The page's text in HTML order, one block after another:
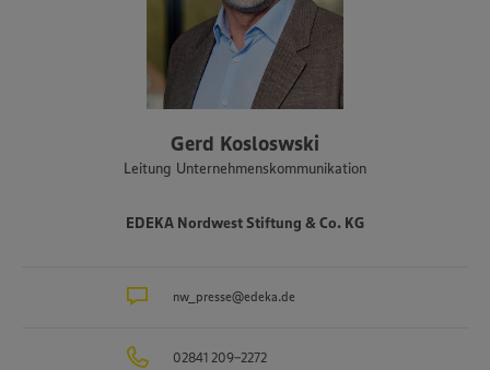
Gerd Kosloswski
Leitung Unternehmenskommunikation
EDEKA Nordwest Stiftung & Co. KG
nw_presse@edeka.de
02841 209-2272